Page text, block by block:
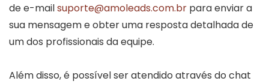
de e-mailsuporte@amoleads.com.br para enviar a
sua mensagem e obter uma resposta detalhada de
um dos profissionais da equipe.
Além disso, é possível ser atendido através do chat